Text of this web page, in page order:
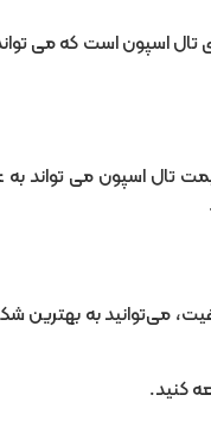
اسپون است که می
تال اسپون می تواند
کیفیت، می‌توانید به
کنید.